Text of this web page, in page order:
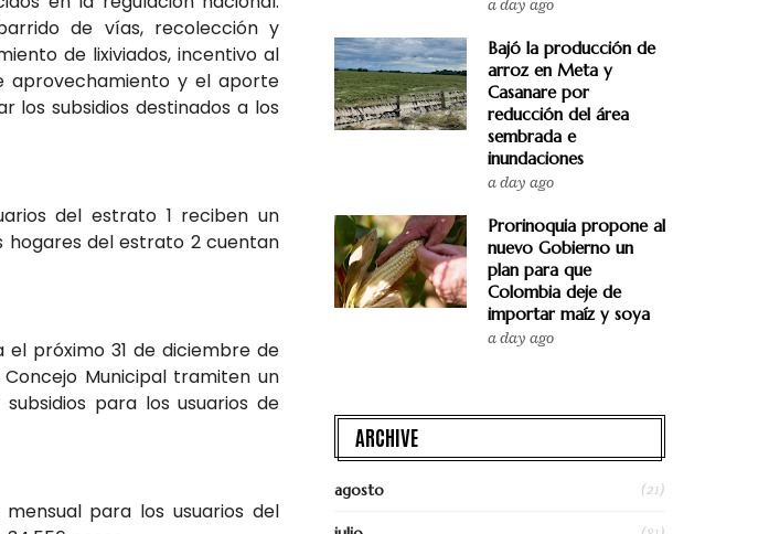
de vías, recolección y
de lixiviados, incentivo al
aprovechamiento y el aporte
los subsidios destinados a los
del estrato 1 reciben un
hogares del estrato 2 cuentan
próximo 31 de diciembre de
Municipal tramiten un
para los usuarios de
para los usuarios del
a day ago
Bajó la producción de
arroz en Meta y
Casanare por
reducción del área
sembrada e
inundaciones
a day ago
Prorinoquia propone al
nuevo Gobierno un
plan para que
Colombia deje de
importar maíz y soya
a day ago
ARCHIVE
agosto (21)